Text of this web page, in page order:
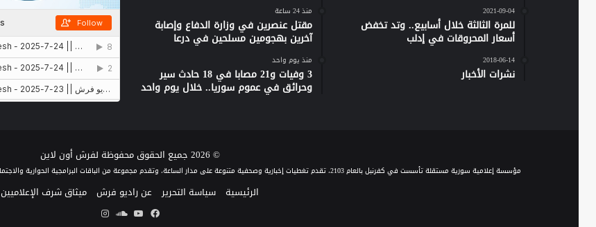
2021-09-04
للمرة الثالثة خلال أسابيع.. وتد تخفض
أسعار المحروقات في إدلب
2018-06-14
نشرات الأخبار
منذ 24 ساعة
مقتل عنصرين في وزارة الدفاع وإصابة
آخرين بهجومين مسلحين في درعا
منذ يوم واحد
3 وفيات و21 مصابا في 18 حادث سير
وحرائق في عموم سوريا.. خلال يوم واحد
© 2026 جميع الحقوق محفوظة لفرش أون لاين
مؤسسة إعلامية سورية مستقلة تأسست في كفرنبل بالعام 2103، تقدم تغطيات إخبارية وصحفية متنوعة على مدار الساعة، وتقدم مجموعة من الباقات البرامجية الحوارية والاجتماعية والخدمية، عبر موجة الـ FM والبث المباشر، ومنصاتها المختلفة على السوشيال ميديا.
الرئيسية سياسة التحرير عن راديو فرش ميثاق شرف الإعلاميين
فيسبوك
يوتيوب
ساوندانستقرام